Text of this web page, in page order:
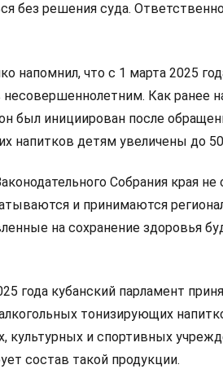
без решения суда.
напомнил, что с 1 марта 2025
несовершеннолетним. Как ранее
был инициирован после
напитков детям увеличены до
Собрания края
и принимаются
на сохранение здоровья
года кубанский парламент
тонизирующих
культурных и спортивных
состав такой продукции.